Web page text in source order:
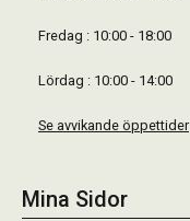
Fredag : 10:00 - 18:00
Lördag : 10:00 - 14:00
Se avvikande öppettider
Mina Sidor